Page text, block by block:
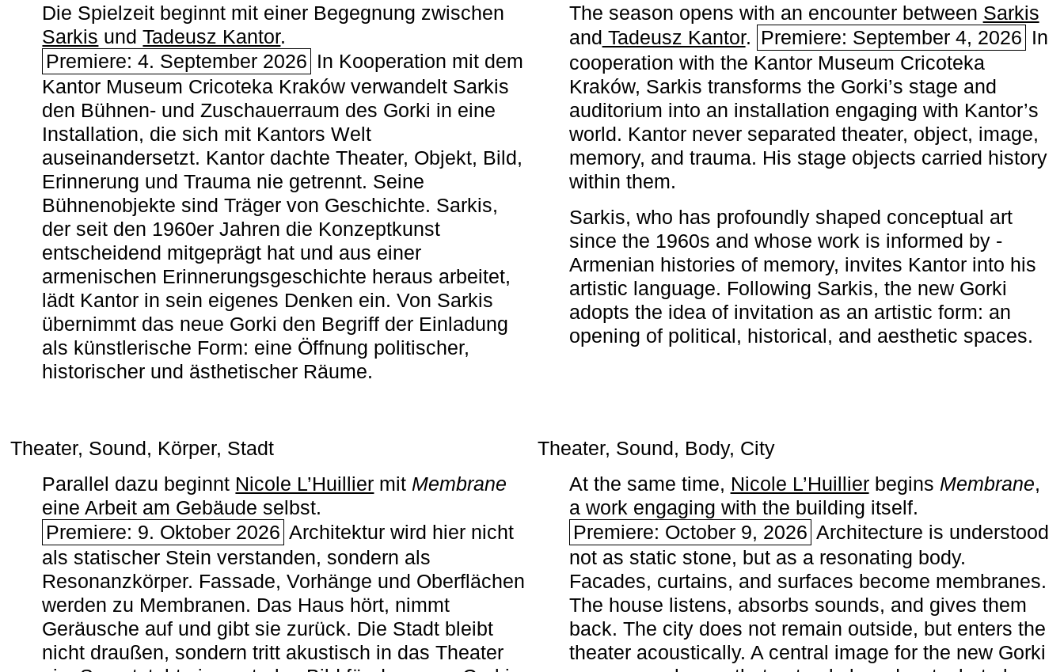
Die Spielzeit beginnt mit einer Begegnung zwischen
Sarkis undTadeusz Kantor.
Premiere: 4. September 2026 In Kooperation mit dem
Kantor Museum Cricoteka Kraków verwandelt Sarkis
den Bühnen- und Zuschauerraum des Gorki in eine
Installation, die sich mit Kantors Welt
auseinandersetzt. Kantor dachte Theater, Objekt, Bild,
Erinnerung und Trauma nie getrennt. Seine
Bühnenobjekte sind Träger von Geschichte. Sarkis,
der seit den 1960er Jahren die Konzeptkunst
entscheidend mitgeprägt hat und aus einer
armenischen ­Erinnerungsgeschichte heraus arbeitet,
lädt Kantor in sein eigenes Denken ein. Von Sarkis
übernimmt das neue Gorki den Begriff der Einladung
als künstlerische Form: eine Öffnung politischer,
historischer und ästhetischer Räume.
The season opens with an encounter between Sarkis
and Tadeusz Kantor. Premiere: September 4, 2026 In
cooperation with the ­Kantor Museum Cricoteka
Kraków, Sarkis transforms the Gorki’s stage and
auditorium into an installation engaging with Kantor’s
world. Kantor never separated theater, object, image,
memory, and trauma. His stage objects carried history
within them.
Sarkis, who has profoundly shaped conceptual art
since the 1960s and whose work is informed by ­
Armenian histories of memory, invites Kantor into his
artistic language. Following Sarkis, the new Gorki
adopts the idea of invitation as an artistic form: an
opening of political, historical, and aesthetic spaces.
Theater, Sound, Körper, Stadt
Parallel dazu beginnt Nicole L’Huillier mit ­ Membrane
eine Arbeit am Gebäude selbst.
Premiere: 9. Oktober 2026 Architektur wird hier nicht
als statischer Stein verstanden, sondern als
Resonanzkörper. Fassade, Vorhänge und Oberflächen
werden zu Membranen. Das Haus hört, nimmt
Geräusche auf und gibt sie zurück. Die Stadt bleibt
nicht draußen, sondern tritt akustisch in das Theater
Theater, Sound, Body, City
At the same time, Nicole L’Huillierbegins ­ Membrane,
a work engaging with the building itself.
Premiere: October 9, 2026 Architecture is understood
not as static stone, but as a resonating body.
Facades, curtains, and surfaces become membranes.
The house listens, absorbs sounds, and gives them
back. The city does not remain outside, but enters the
theater acoustically. A central image for the new Gorki